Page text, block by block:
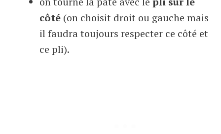
côté (on choisit droit ou gauche mais
il faudra toujours respecter ce côté et
ce pli).